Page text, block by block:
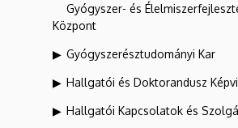
Gyógyszer- és
Központ
Gyógyszerésztudományi Kar
Hallgatói és Doktorandusz
Hallgatói Kapcsolatok és